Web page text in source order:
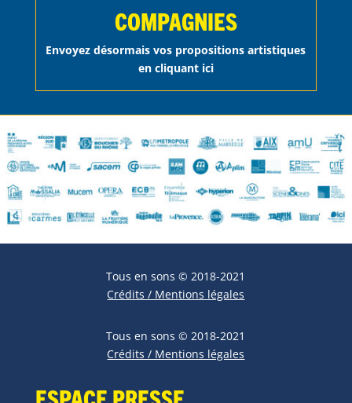
COMPAGNIES
Envoyez désormais vos propositions artistiques
en cliquant ici
Tous en sons © 2018-2021
Crédits / Mentions légales
Tous en sons © 2018-2021
Crédits / Mentions légales